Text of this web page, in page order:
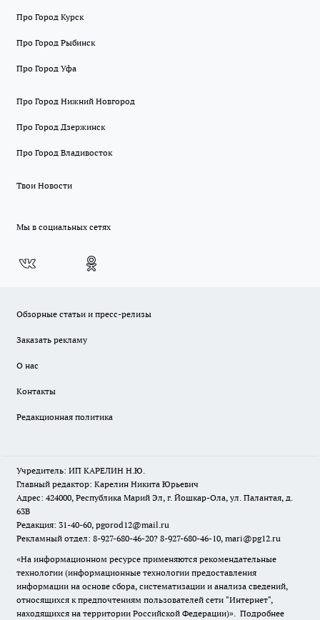
Про Город Курск
Про Город Рыбинск
Про Город Уфа
Про Город Нижний Новгород
Про Город Дзержинск
Про Город Владивосток
Твои Новости
Мы в социальных сетях
Обзорные статьи и пресс-релизы
Заказать рекламу
О нас
Контакты
Редакционная политика
Учредитель: ИП КАРЕЛИН Н.Ю.
Главный редактор: Карелин Никита Юрьевич
Адрес: 424000, Республика Марий Эл, г. Йошкар-Ола, ул. Палантая, д.
63В
Редакция: 31-40-60, pgorod12@mail.ru
Рекламный отдел: 8-927-680-46-20? 8-927-680-46-10, mari@pg12.ru
«На информационном ресурсе применяются рекомендательные
технологии (информационные технологии предоставления
информации на основе сбора, систематизации и анализа сведений,
относящихся к предпочтениям пользователей сети "Интернет",
находящихся на территории Российской Федерации)». Подробнее